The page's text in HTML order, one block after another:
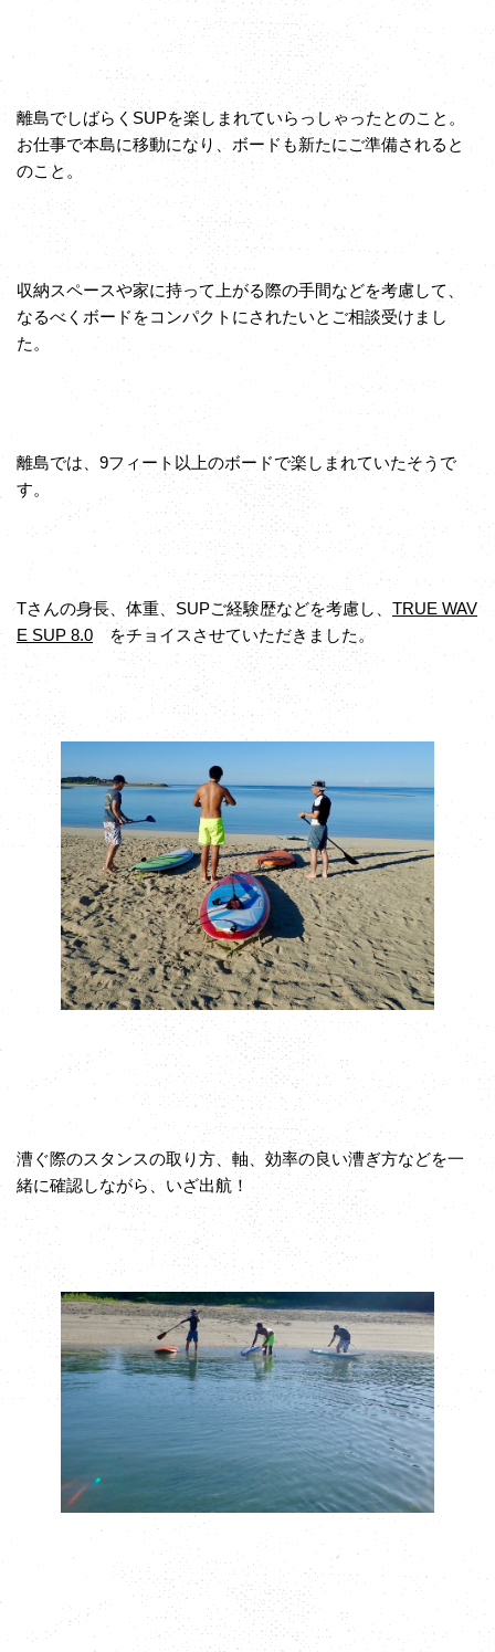
離島でしばらくSUPを楽しまれていらっしゃったとのこと。
お仕事で本島に移動になり、ボードも新たにご準備されると
のこと。
収納スペースや家に持って上がる際の手間などを考慮して、
なるべくボードをコンパクトにされたいとご相談受けまし
た。
離島では、9フィート以上のボードで楽しまれていたそうで
す。
Tさんの身長、体重、SUPご経験歴などを考慮し、 TRUE WAV
E SUP 8.0 をチョイスさせていただきました。
漕ぐ際のスタンスの取り方、軸、効率の良い漕ぎ方などを一
緒に確認しながら、いざ出航！